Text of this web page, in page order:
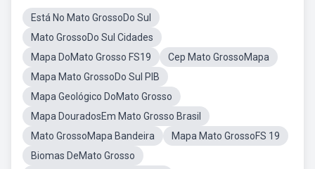
Está No Mato GrossoDo Sul
Mato GrossoDo Sul Cidades
Mapa DoMato Grosso FS19
Cep Mato GrossoMapa
Mapa Mato GrossoDo Sul PIB
Mapa Geológico DoMato Grosso
Mapa DouradosEm Mato Grosso Brasil
Mato GrossoMapa Bandeira
Mapa Mato GrossoFS 19
Biomas DeMato Grosso